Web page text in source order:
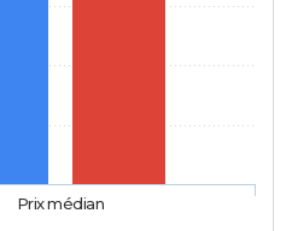
Prix médian